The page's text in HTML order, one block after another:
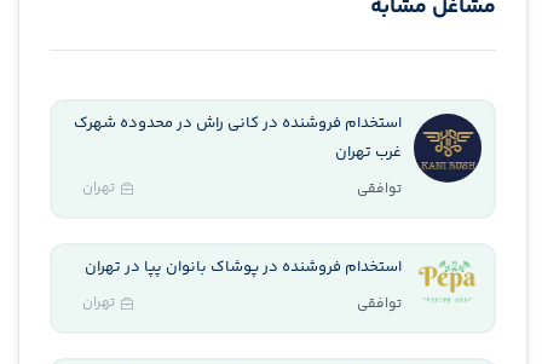
مشاغل مشابه
استخدام فروشنده در کانی راش در محدوده شهرک
غرب تهران
توافقی تهران
استخدام فروشنده در پوشاک بانوان پپا در تهران
توافقی تهران